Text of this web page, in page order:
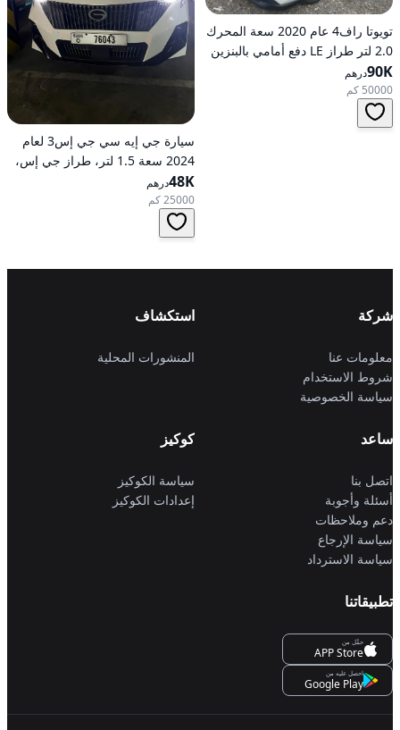
تويوتا راف4 عام 2020 سعة المحرك
2.0 لتر طراز LE دفع أمامي بالبنزين
أوتوماتيكي
90Kدرهم
50000 كم
سيارة جي إيه سي جي إس3 لعام
2024 سعة 1.5 لتر، طراز جي إس،
تعمل بالبنزين، ناقل حركة
أوتوماتيكي، دفع أمامي
48Kدرهم
25000 كم
شركة
معلومات عنا
شروط الاستخدام
سياسة الخصوصية
استكشاف
المنشورات المحلية
ساعد
اتصل بنا
أسئلة وأجوبة
دعم وملاحظات
سياسة الإرجاع
سياسة الاسترداد
كوكيز
سياسة الكوكيز
إعدادات الكوكيز
تطبيقاتنا
حمِّل من
APP Store
احصل عليه من
Google Play